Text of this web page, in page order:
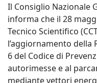
Il Consiglio Nazionale
informa che il 28
Tecnico Scientifico
l’aggiornamento della
6 del Codice di
autorimesse e al
mediante vettori